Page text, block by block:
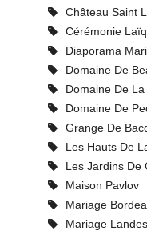
Château Saint
Cérémonie
Diaporama
Domaine De
Domaine De
Domaine De
Grange De
Les Hauts De
Les Jardins De
Maison Pavlov
Mariage
Mariage Landes